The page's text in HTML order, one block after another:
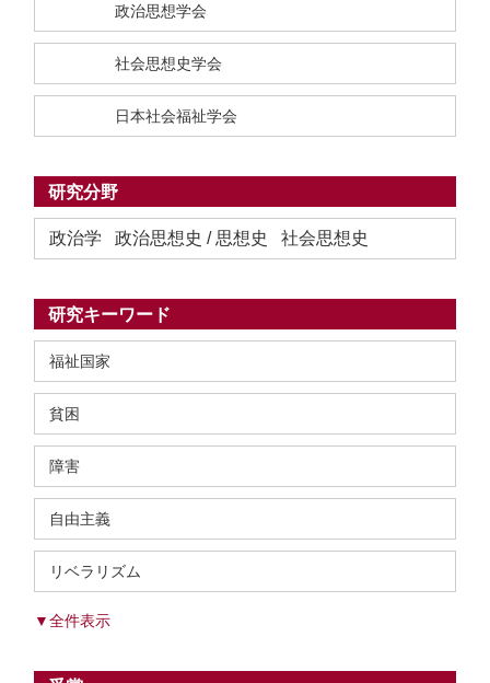
政治思想学会
社会思想史学会
日本社会福祉学会
研究分野
政治学 政治思想史 / 思想史 社会思想史
研究キーワード
福祉国家
貧困
障害
自由主義
リベラリズム
▼全件表示